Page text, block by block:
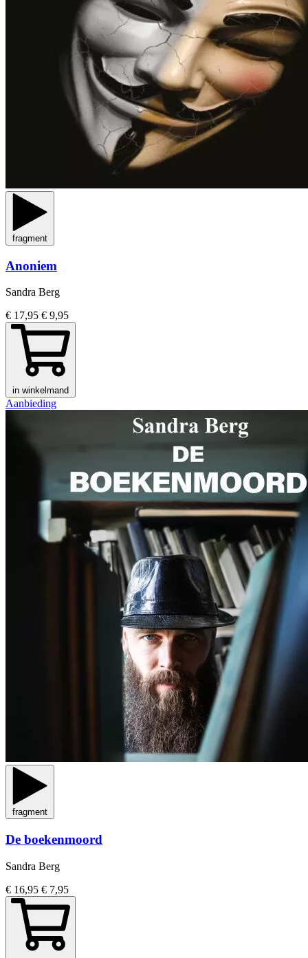
fragment
Anoniem
Sandra Berg
€ 17,95 € 9,95
in winkelmand
Aanbieding
fragment
De boekenmoord
Sandra Berg
€ 16,95 € 7,95